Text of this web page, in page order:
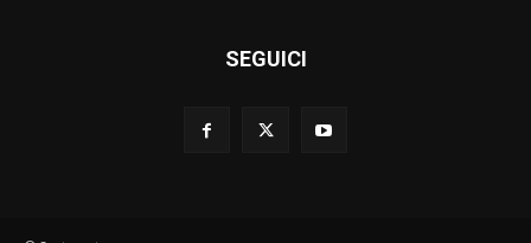
SEGUICI